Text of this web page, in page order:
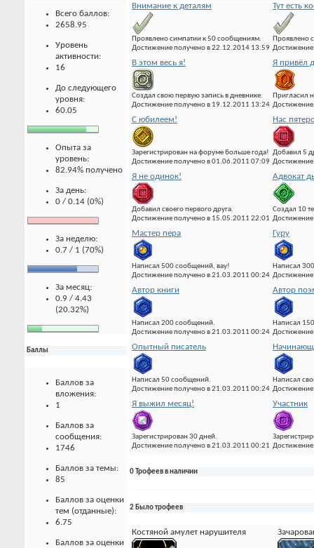
Всего баллов:
2658.95
Уровень
активности:
16
До следующего
уровня:
60.05
Опыта за
уровень:
82.94% получено
За день:
0 / 0.14 (0%)
За неделю:
0.7 / 1 (70%)
За месяц:
0.9 / 4.43
(20.32%)
Баллы
Баллов за
вложения:
1
Баллов за
сообщения:
1746
Баллов за темы:
85
Баллов за оценки
тем (отданные):
6.75
Баллов за оценки
Внимание к деталям
Проявлено симпатии к 50 сообщениям.
Достижение получено в 22.12.2014 13:59
Тут есть
Проявлено
В этом весь я!
Создал свою первую запись в дневнике.
Достижение получено в 19.12.2011 13:24
Я привёл
Пригласил
С юбилеем!
Зарегистрирован на форуме больше года!
Достижение получено в 01.06.2011 07:09
Нас
Добавил 5
Я не одинок!
Добавил своего первого друга.
Достижение получено в 15.05.2011 22:01
Адвокат
Создал 10
Мастер пера
Написал 500 сообщений, вау!
Достижение получено в 21.03.2011 00:24
Гуру
Написал
Автор книги
Написал 200 сообщений.
Достижение получено в 21.03.2011 00:24
Автор
Написал
Опытный писатель
Написал 50 сообщений.
Достижение получено в 21.03.2011 00:24
Написал
Я выжил месяц!
Зарегистрирован 30 дней.
Достижение получено в 21.03.2011 00:21
Участник
0 Трофеев в наличии
2 Было трофеев
Костяной амулет нарушителя